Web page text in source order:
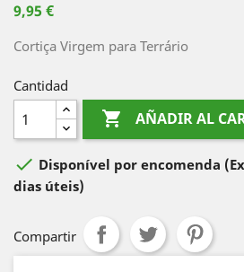
9,95 €
Cortiça Virgem para Terrário
Cantidad
 AÑADIR AL
 Disponível por encomenda
dias úteis)
Compartir